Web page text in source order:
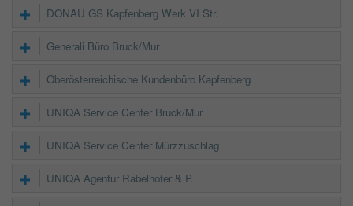
DONAU GS Kapfenberg Werk VI Str.
Generali Büro Bruck/Mur
Oberösterreichische Kundenbüro Kapfenberg
UNIQA Service Center Bruck/Mur
UNIQA Service Center Mürzzuschlag
UNIQA Agentur Rabelhofer & P.